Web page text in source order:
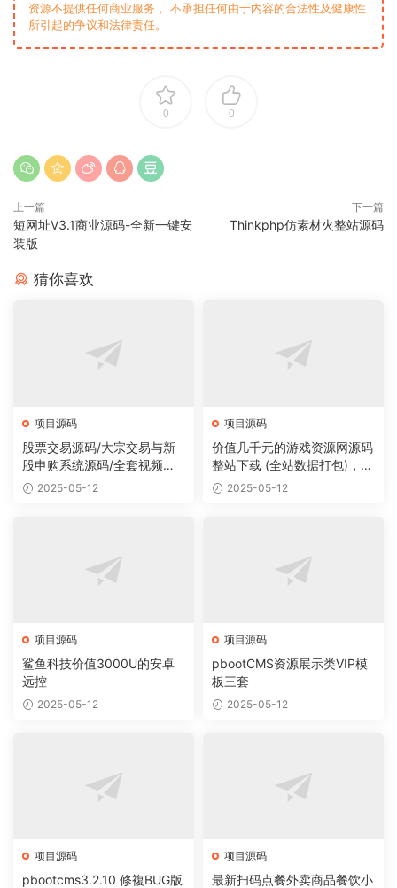
资源不提供任何商业服务， 不承担任何由于内容的合法性及健康性
所引起的争议和法律责任。
0 0
上一篇
短网址V3.1商业源码-全新一键安
装版
下一篇
Thinkphp仿素材火整站源码
猜你喜欢
项目源码
股票交易源码/大宗交易与新
股申购系统源码/全套视频教
程 2025-05-12
项目源码
价值几千元的游戏资源网源码
整站下载 (全站数据打包)，数
据里面有200多个宝贝。
2025-05-12
项目源码
鲨鱼科技价值3000U的安卓
远控
2025-05-12
项目源码
pbootCMS资源展示类VIP模
板三套
2025-05-12
项目源码
pbootcms3.2.10 修複BUG版
项目源码
最新扫码点餐外卖商品餐饮小